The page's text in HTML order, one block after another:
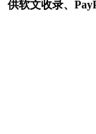
供软文收录、